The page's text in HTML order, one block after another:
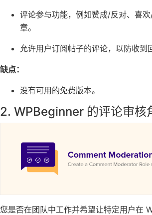
评论参与功能，例如赞成/反对、 喜
章。
允许用户订阅帖子的评论，以防收到
缺点：
没有可用的免费版本。
2. WPBeginner 的评论审核
您是否在团队中工作并希望让特定用户在